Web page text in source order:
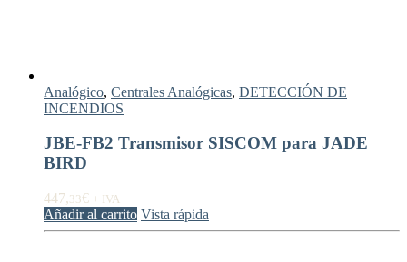
Analógico, Centrales Analógicas, DETECCIÓN DE
INCENDIOS
JBE-FB2 Transmisor SISCOM para JADE
BIRD
447,33€ + IVA
Añadir al carrito Vista rápida